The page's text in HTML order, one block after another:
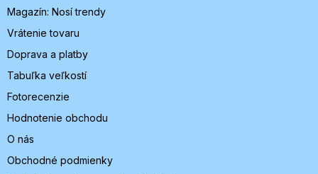
eMagazín: Nosí trendy
Vrátenie tovaru
Doprava a platby
Tabuľka veľkostí
Fotorecenzie
Hodnotenie obchodu
O nás
Obchodné podmienky